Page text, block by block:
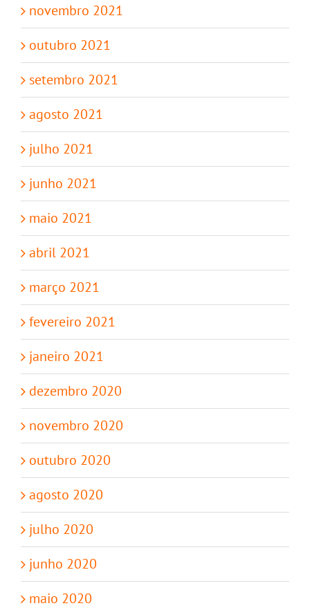
novembro 2021
outubro 2021
setembro 2021
agosto 2021
julho 2021
junho 2021
maio 2021
abril 2021
março 2021
fevereiro 2021
janeiro 2021
dezembro 2020
novembro 2020
outubro 2020
agosto 2020
julho 2020
junho 2020
maio 2020